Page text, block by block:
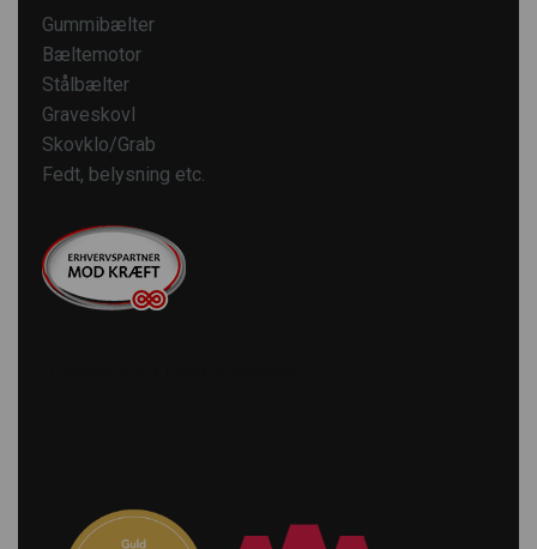
Gummibælter
Bæltemotor
Stålbælter
Graveskovl
Skovklo/Grab
Fedt, belysning etc.